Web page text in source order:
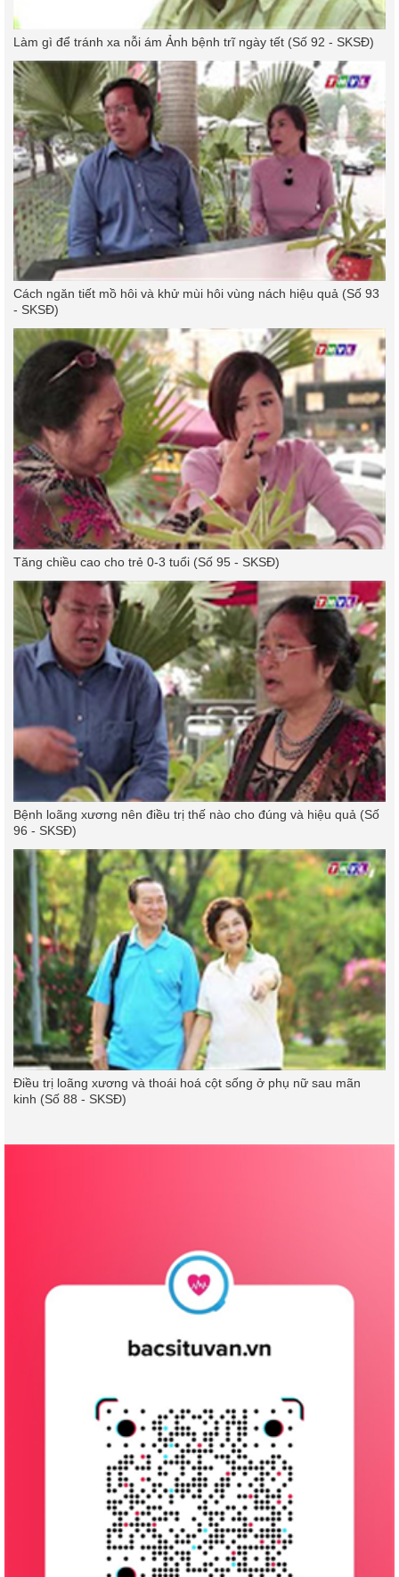
Làm gì để tránh xa nỗi ám Ảnh bệnh trĩ ngày tết (Số 92 - SKSĐ)
Cách ngăn tiết mồ hôi và khử mùi hôi vùng nách hiệu quả (Số 93
- SKSĐ)
Tăng chiều cao cho trẻ 0-3 tuổi (Số 95 - SKSĐ)
Bệnh loãng xương nên điều trị thế nào cho đúng và hiệu quả (Số
96 - SKSĐ)
Điều trị loãng xương và thoái hoá cột sống ở phụ nữ sau mãn
kinh (Số 88 - SKSĐ)